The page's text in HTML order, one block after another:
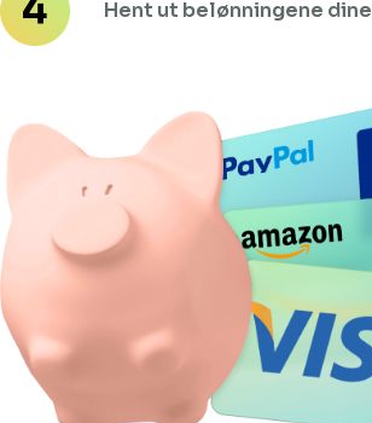
Hent ut belønningene dine